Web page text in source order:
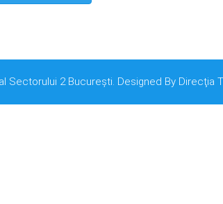
Sectorului 2 București. Designed By Direcţia